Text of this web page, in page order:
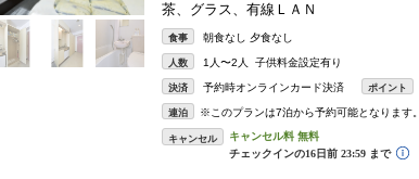
茶、グラス、有線ＬＡＮ
食事 朝食なし 夕食なし
人数 1人〜2人 子供料金設定有り
決済 予約時オンラインカード決済 ポイント
連泊 ※このプランは7泊から予約可能となります。
キャンセル